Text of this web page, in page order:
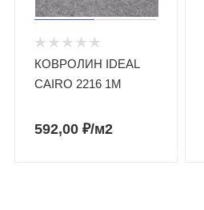
КОВРОЛИН IDEAL
CAIRO 2216 1М
592,00 ₽/м2